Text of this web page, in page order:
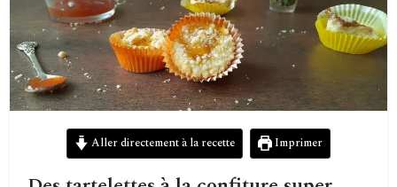
Aller directement à la recette Imprimer